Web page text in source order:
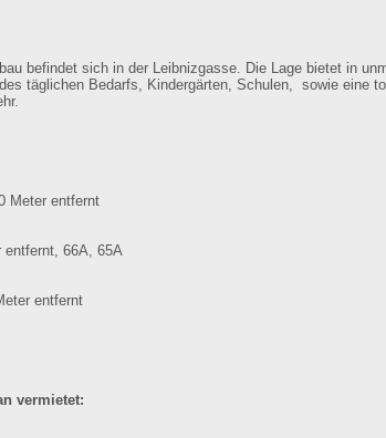
befindet sich in der Leibnizgasse. Die Lage bietet in
täglichen Bedarfs, Kindergärten, Schulen, sowie eine
Meter entfernt
entfernt, 66A, 65A
entfernt
vermietet: